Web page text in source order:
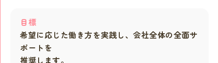
目標
希望に応じた働き方を実践し、会社全体の全面サ
ポートを
推奨します。